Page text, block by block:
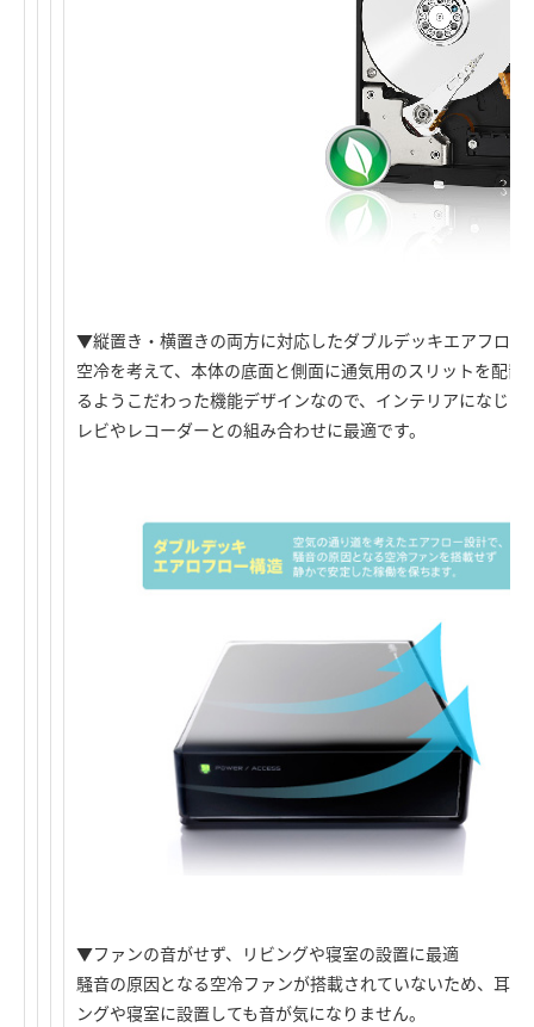
▼縦置き・横置きの両方に対応したダブルデッキエアフロー
空冷を考えて、本体の底面と側面に通気用のスリットを配
るようこだわった機能デザインなので、インテリアになじ
レビやレコーダーとの組み合わせに最適です。
▼ファンの音がせず、リビングや寝室の設置に最適
騒音の原因となる空冷ファンが搭載されていないため、耳
ングや寝室に設置しても音が気になりません。